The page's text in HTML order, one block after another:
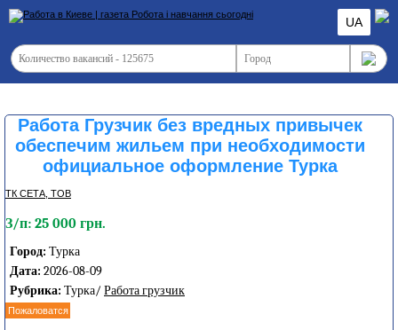
UA
Работа Грузчик без вредных привычек
обеспечим жильем при необходимости
официальное оформление Турка
ТК СЕТА, ТОВ
З/п: 25 000 грн.
Город: Турка
Дата: 2026-08-09
Рубрика: Турка/ Работа грузчик
Пожаловатся